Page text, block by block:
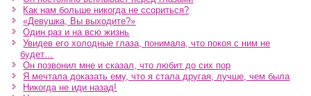
Как нам больше никогда не ссориться?
«Девушка, Вы выходите?»
Один раз и на всю жизнь
Увидев его холодные глаза, понимала, что покоя с ним не
будет…
Он позвонил мне и сказал, что любит до сих пор
Я мечтала доказать ему, что я стала другая, лучше, чем была
Никогда не иди назад!